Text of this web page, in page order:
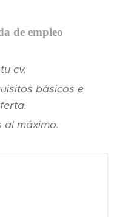
de empleo
cv.
básicos e
máximo.